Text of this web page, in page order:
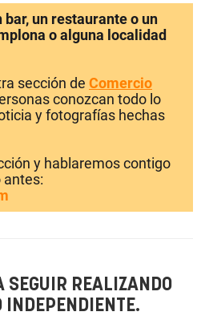
un restaurante o un
o alguna localidad
sección de Comercio
conozcan todo lo
y fotografías hechas
y hablaremos contigo
antes:
SEGUIR REALIZANDO
INDEPENDIENTE.